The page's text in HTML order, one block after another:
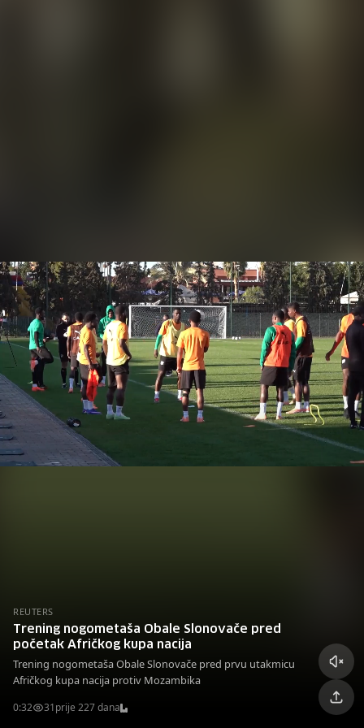
REUTERS
Trening nogometaša Obale Slonovače pred
početak Afričkog kupa nacija
Trening nogometaša Obale Slonovače pred prvu utakmicu
Afričkog kupa nacija protiv Mozambika
0:32 31prije 227 dana